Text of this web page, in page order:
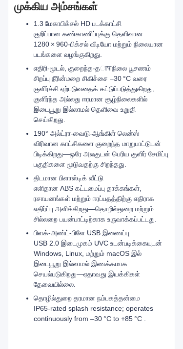
முக்கிய அம்சங்கள்
1.3 மேகாபிக்சல் HD படக்காட்சி
குறிப்பான கண்காணிப்புக்கு தெளிவான
1280 × 960‑பிக்சல் வீடியோ மற்றும் நிலையான
படங்களை வழங்குகிறது.
எதிரி-மூடல், குறைந்த-தापநிலை பூசணம்
சிறப்பு நீரின்மறை சிகிச்சை –30 °C வரை
குளிர்ச்சி ஏற்படுவதைக் கட்டுப்படுத்துகிறது,
குளிர்ந்த அல்லது ஈரமான சூழ்நிலைகளில்
இடையூறு இல்லாமல் தெளிவை உறுதி
செய்கிறது.
190° அல்ட்ரா-வைடு-ஆங்கிள் லென்ஸ்
விரிவான காட்சிகளை குறைந்த மாறுபாட்டுடன்
பிடிக்கிறது—ஒரே அலகுடன் பெரிய குளிர் சேமிப்பு
பகுதிகளை மூடுவதற்கு சிறந்தது.
திடமான பிளாஸ்டிக் வீட்டு
எளிதான ABS கட்டமைப்பு தாக்கங்கள்,
ரசாயனங்கள் மற்றும் ஈரப்பதத்திற்கு எதிராக
எதிர்ப்பு அளிக்கிறது—தொழில்துறை மற்றும்
சில்லறை பயன்பாட்டிற்காக உருவாக்கப்பட்டது.
பிளக்-அண்ட்-பிளே USB இணைப்பு
USB 2.0 இடைமுகம் UVC உடன்படிக்கையுடன்
Windows, Linux, மற்றும் macOS இல்
இடையூறு இல்லாமல் இணக்கமாக
செயல்படுகிறது—ஏதாவது இயக்கிகள்
தேவையில்லை.
தொழில்துறை தரமான நம்பகத்தன்மை
IP65‑rated splash resistance; operates
continuously from –30 °C to +85 °C .